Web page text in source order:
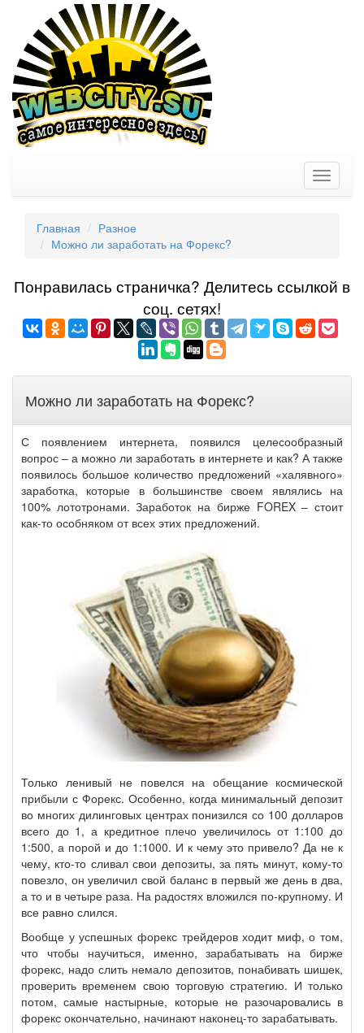
Toggle
Главная
Разное
Можно ли заработать на Форекс?
Понравилась страничка? Делитеcь ссылкой в
соц. сетях!
Можно ли заработать на Форекс?
С появлением интернета, появился целесообразный
вопрос – а можно ли заработать в интернете и как? А также
появилось большое количество предложений «халявного»
заработка, которые в большинстве своем являлись на
100% лототронами. Заработок на бирже FOREX – стоит
как-то особняком от всех этих предложений.
Только ленивый не повелся на обещание космической
прибыли с Форекс. Особенно, когда минимальный депозит
во многих дилинговых центрах понизился со 100 долларов
всего до 1, а кредитное плечо увеличилось от 1:100 до
1:500, а порой и до 1:1000. И к чему это привело? Да не к
чему, кто-то сливал свои депозиты, за пять минут, кому-то
повезло, он увеличил свой баланс в первый же день в два,
а то и в четыре раза. На радостях вложился по-крупному. И
все равно слился.
Вообще у успешных форекс трейдеров ходит миф, о том,
что чтобы научиться, именно, зарабатывать на бирже
форекс, надо слить немало депозитов, понабивать шишек,
проверить временем свою торговую стратегию. И только
потом, самые настырные, которые не разочаровались в
форекс окончательно, начинают наконец-то зарабатывать.